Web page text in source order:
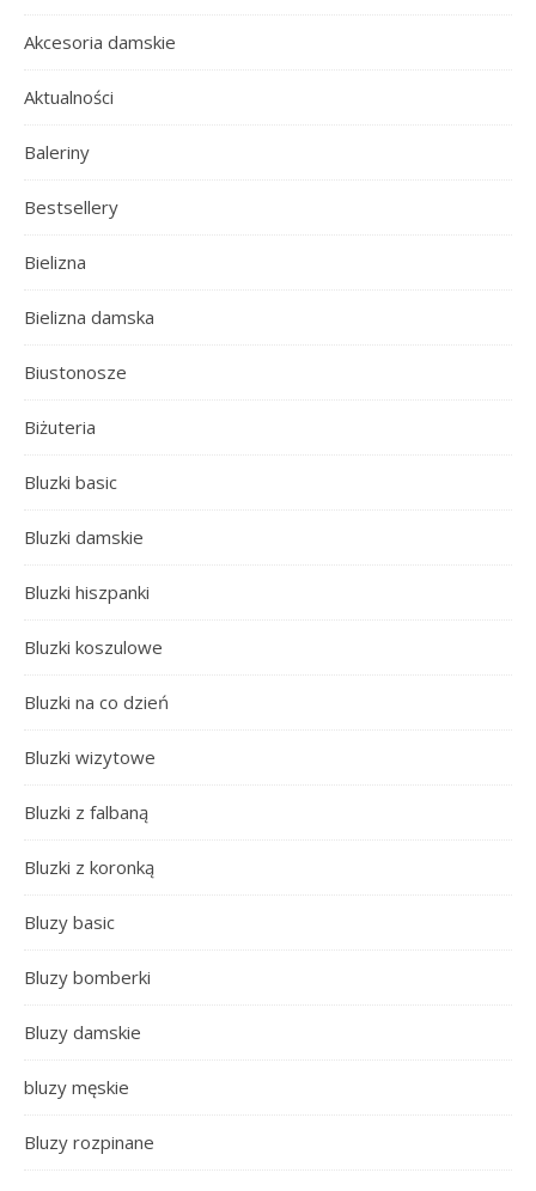
Akcesoria damskie
Aktualności
Baleriny
Bestsellery
Bielizna
Bielizna damska
Biustonosze
Biżuteria
Bluzki basic
Bluzki damskie
Bluzki hiszpanki
Bluzki koszulowe
Bluzki na co dzień
Bluzki wizytowe
Bluzki z falbaną
Bluzki z koronką
Bluzy basic
Bluzy bomberki
Bluzy damskie
bluzy męskie
Bluzy rozpinane